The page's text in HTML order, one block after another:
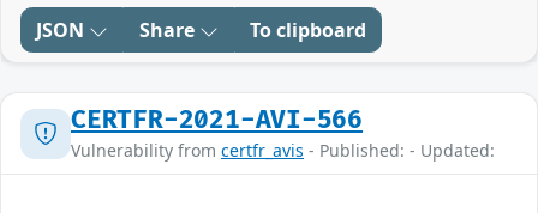
JSON Share To clipboard
CERTFR-2021-AVI-566
Vulnerability from certfr_avis - Published: - Updated: